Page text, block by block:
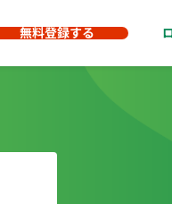
無料登録する